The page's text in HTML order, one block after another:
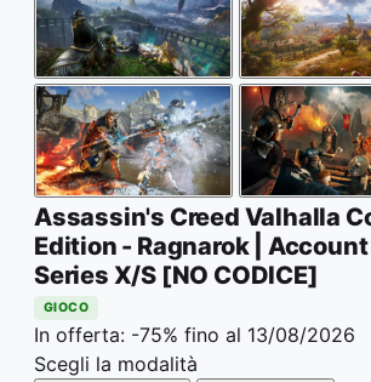
Assassin's Creed Valhalla
Edition - Ragnarok | Account
Series X/S [NO CODICE]
GIOCO
In offerta: -75% fino al 13/08/2026
Scegli la modalità